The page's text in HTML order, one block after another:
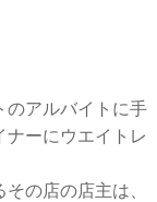
のアルバイトに手
ナーにウエイトレ
の店の店主は、